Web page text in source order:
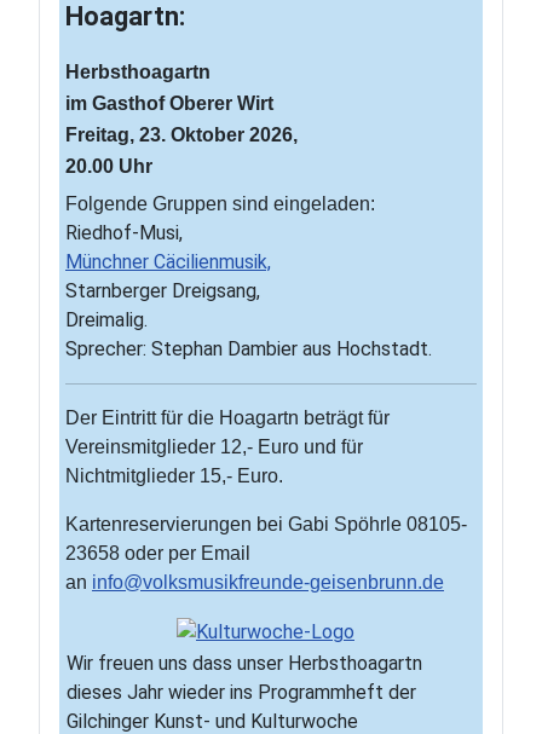
Hoagartn:
Herbsthoagartn
im Gasthof Oberer Wirt
Freitag, 23. Oktober 2026,
20.00 Uhr
Folgende Gruppen sind eingeladen:
Riedhof-Musi,
Münchner Cäcilienmusik,
Starnberger Dreigsang,
Dreimalig.
Sprecher: Stephan Dambier aus Hochstadt.
Der Eintritt für die Hoagartn beträgt für
Vereinsmitglieder 12,- Euro und für
Nichtmitglieder 15,- Euro.
Kartenreservierungen bei Gabi Spöhrle 08105-
23658 oder per Email
an info@volksmusikfreunde-geisenbrunn.de
Wir freuen uns dass unser Herbsthoagartn
dieses Jahr wieder ins Programmheft der
Gilchinger Kunst- und Kulturwoche